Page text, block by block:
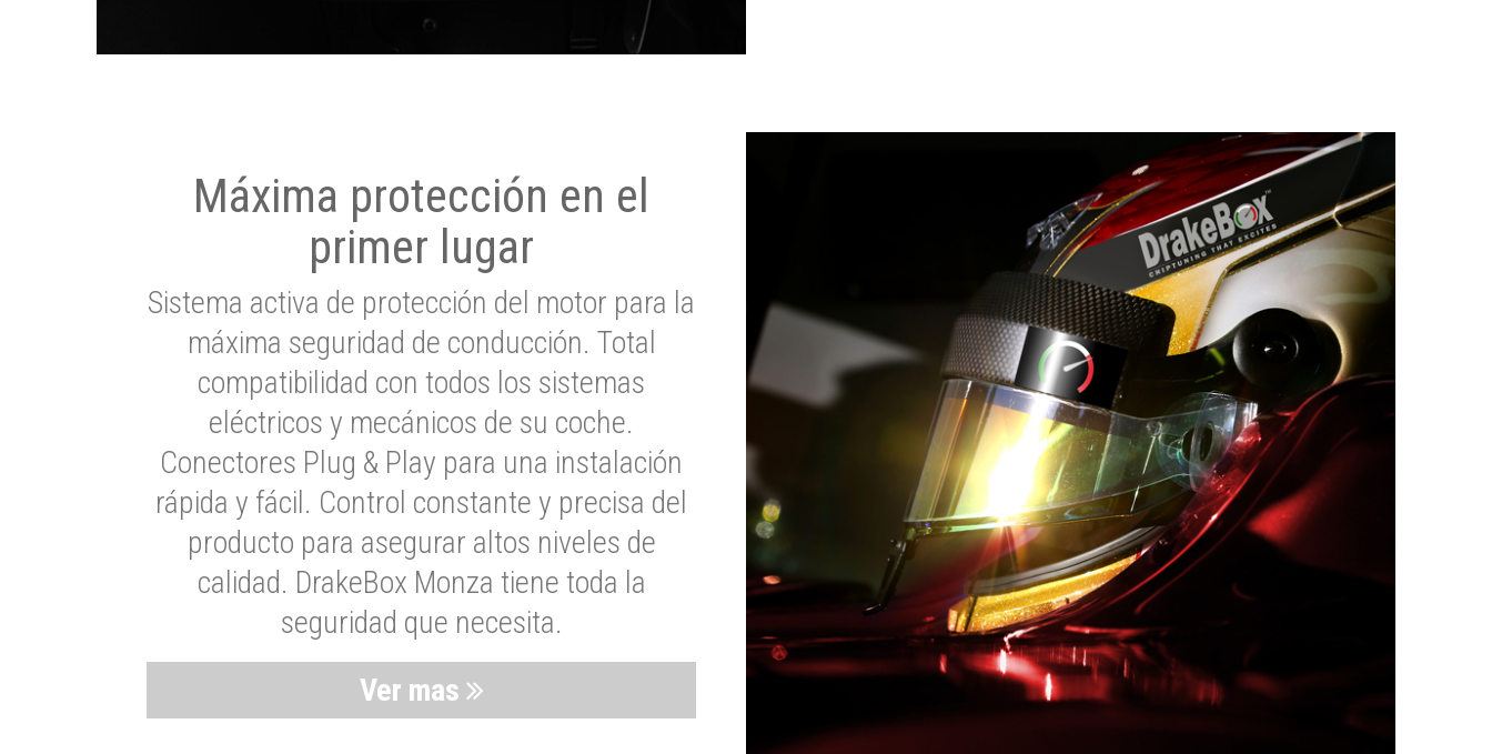
Máxima protección en el
primer lugar
Sistema activa de protección del motor para la
máxima seguridad de conducción. Total
compatibilidad con todos los sistemas
eléctricos y mecánicos de su coche.
Conectores Plug & Play para una instalación
rápida y fácil. Control constante y precisa del
producto para asegurar altos niveles de
calidad. DrakeBox Monza tiene toda la
seguridad que necesita.
Ver mas